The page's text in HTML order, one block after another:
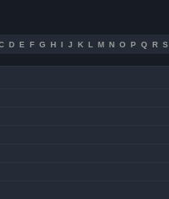
D E F G H I J K L M N O P Q R S